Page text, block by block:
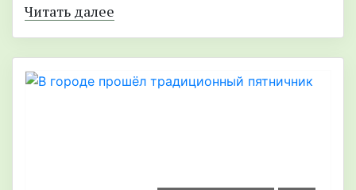
Читать далее